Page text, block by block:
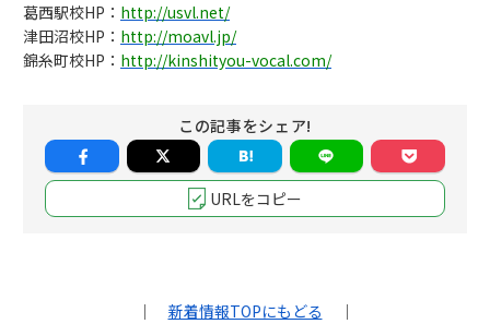
葛西駅校HP： http://usvl.net/
津田沼校HP： http://moavl.jp/
錦糸町校HP： http://kinshityou-vocal.com/
この記事をシェア!
URLをコピー
｜ 新着情報TOPにもどる ｜